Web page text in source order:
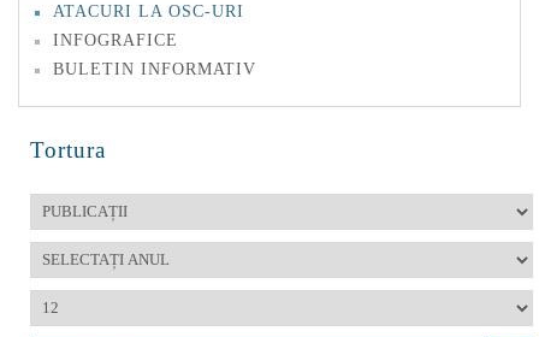
ATACURI LA OSC-URI
INFOGRAFICE
BULETIN INFORMATIV
Tortura